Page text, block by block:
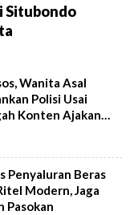
Situbondo
Wanita Asal
Polisi Usai
Konten Ajakan
Penyaluran Beras
Modern, Jaga
Pasokan